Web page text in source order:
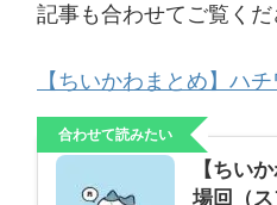
記事も合わせてご覧くだ
【ちいかわまとめ】ハ
合わせて読みたい
【ちい
場回（ス